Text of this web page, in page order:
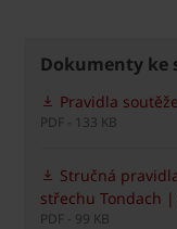
Dokumenty ke
Pravidla
PDF - 133 KB
Stručná
střechu Tondach
PDF - 99 KB